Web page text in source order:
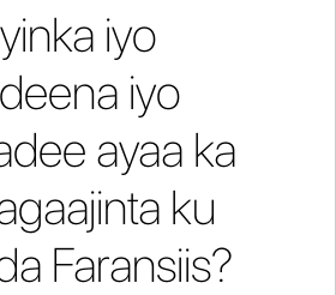
iyo
iyo
ayaa ka
ku
Faransiis?